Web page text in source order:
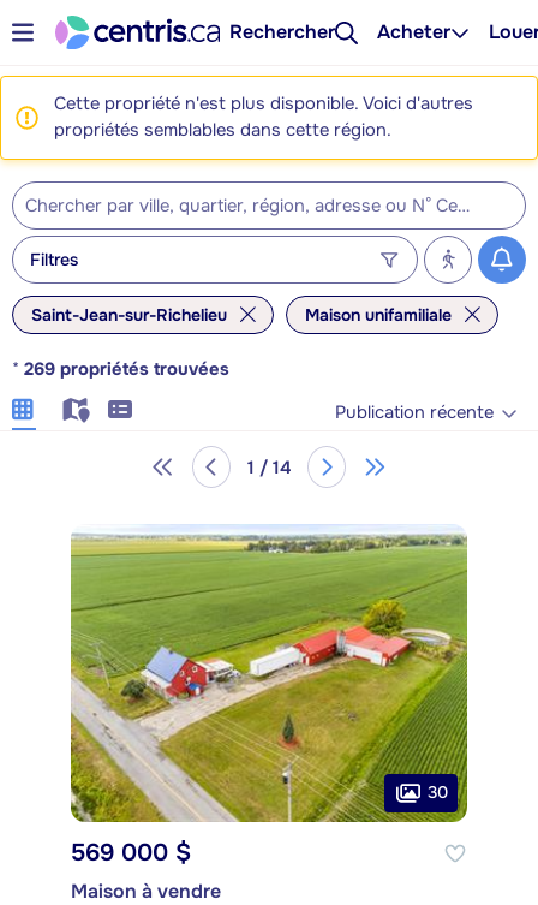
Rechercher Acheter
Cette propriété n'est plus disponible. Voici d'autres
propriétés semblables dans cette région.
Filtres
Saint-Jean-sur-Richelieu Maison unifamiliale
* 269 propriétés trouvées
Publication récente
1 / 14
30
569 000 $
Maison à vendre